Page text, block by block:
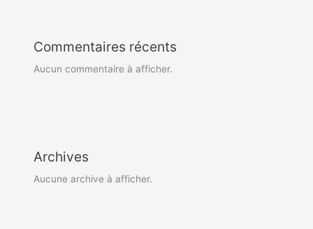
Commentaires récents
Aucun commentaire à afficher.
Archives
Aucune archive à afficher.